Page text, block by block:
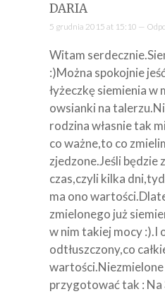
DARIA
5 grudnia 2015 at 15:10 —
Witam
:)Można spokojnie
łyżeczkę siemienia w
owsianki na
rodzina własnie tak
co ważne,to co
zjedzone.Jeśli będzie
czas,czyli kilka
ma ono
zmielonego już
w nim takiej mocy :).I
odtłuszczony,co
wartości.Niezmielone
przygotować tak :